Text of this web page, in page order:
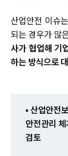
산업안전 이슈
되는 경우가 많
사가 협업해 기
하는 방식으로
• 산업안전
안전관리
검토